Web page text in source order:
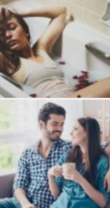
占い・診断
ファッション・美容
グルメ
趣味・旅行
セックスライフ
不倫・だめ男